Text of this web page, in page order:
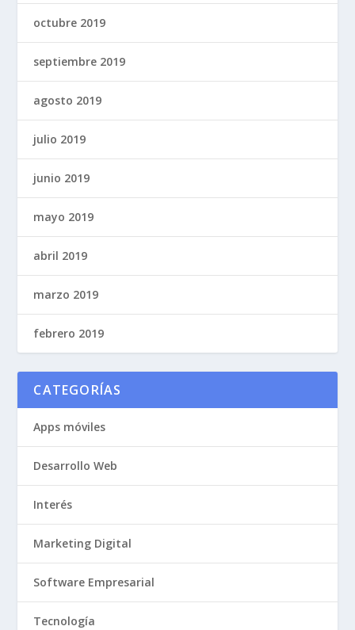
octubre 2019
septiembre 2019
agosto 2019
julio 2019
junio 2019
mayo 2019
abril 2019
marzo 2019
febrero 2019
CATEGORÍAS
Apps móviles
Desarrollo Web
Interés
Marketing Digital
Software Empresarial
Tecnología